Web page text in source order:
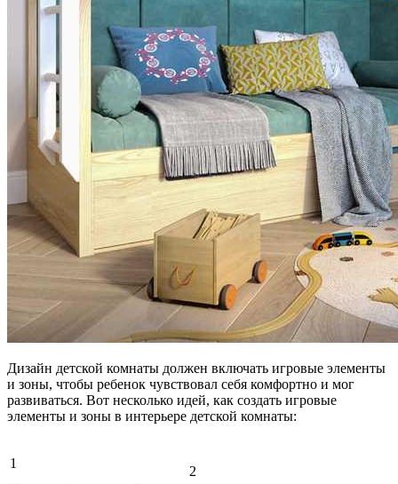
Дизайн детской комнаты должен включать игровые элементы
и зоны, чтобы ребенок чувствовал себя комфортно и мог
развиваться. Вот несколько идей, как создать игровые
элементы и зоны в интерьере детской комнаты:
1
2